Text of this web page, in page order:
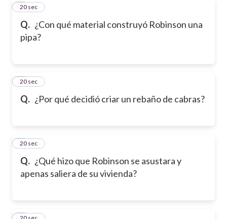
Q. ¿Con qué material construyó Robinson una
pipa?
2
20 sec
Q. ¿Por qué decidió criar un rebaño de cabras?
3
20 sec
Q. ¿Qué hizo que Robinson se asustara y
apenas saliera de su vivienda?
4
20 sec